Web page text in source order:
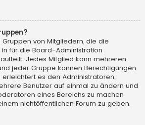
von Mitgliedern, die die
für die Board-Administration
Jedes Mitglied kann mehreren
jeder Gruppe können Berechtigungen
es den Administratoren,
Benutzer auf einmal zu ändern und
eines Bereichs zu machen
nichtöffentlichen Forum zu geben.